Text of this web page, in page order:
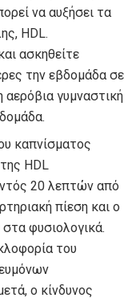
να αυξήσει τα
HDL.
ασκηθείτε
την εβδομάδα σε
αερόβια γυμναστική
καπνίσματος
HDL
20 λεπτών από
πίεση και ο
φυσιολογικά.
του
ο κίνδυνος